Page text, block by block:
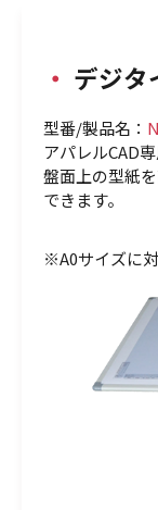
・ デジタ
型番/製品名：
アパレルCAD
盤面上の型紙
できます。
※A0サイズに